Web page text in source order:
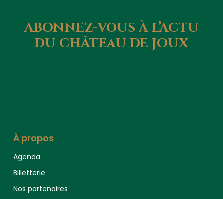
ABONNEZ-VOUS À L’ACTU
DU CHÂTEAU DE JOUX
À propos
Agenda
Billetterie
Nos partenaires